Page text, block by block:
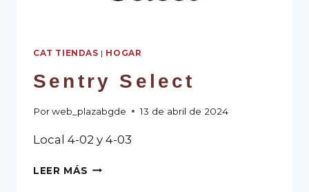
CAT TIENDAS | HOGAR
Sentry Select
Porweb_plazabgde 13 de abril de 2024
Local 4-02 y 4-03
LEER MÁS